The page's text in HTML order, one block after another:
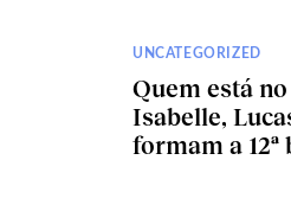
UNCATEGORIZED
Quem está
Isabelle,
formam a